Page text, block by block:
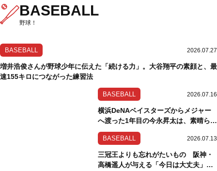
BASEBALL
野球！
BASEBALL 2026.07.27
増井浩俊さんが野球少年に伝えた「続ける力」。大谷翔平の素顔と、最
速155キロにつながった練習法
BASEBALL 2026.07.16
横浜DeNAベイスターズからメジャー
へ渡った1年目の今永昇太は、素晴らし
かった。
BASEBALL 2026.07.13
三冠王よりも忘れがたいもの 阪神・
高橋遥人が与える「今日は大丈夫」と